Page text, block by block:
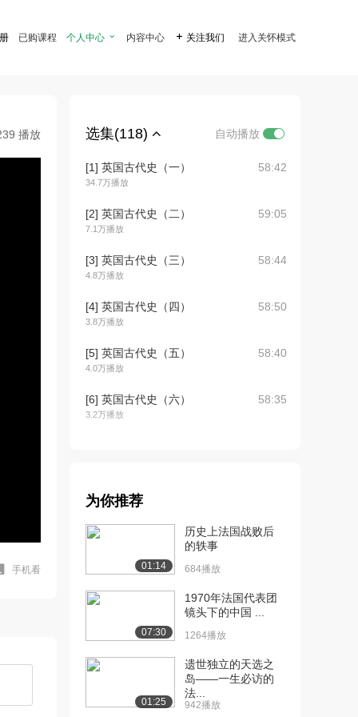
已购课程 个人中心  内容中心  关注我们 进入关怀模式
播放
手机看
选集(118) 自动播放
[1] 英国古代史（一）
34.7万播放
58:42
[2] 英国古代史（二）
7.1万播放
59:05
[3] 英国古代史（三）
4.8万播放
58:44
[4] 英国古代史（四）
3.8万播放
58:50
[5] 英国古代史（五）
4.0万播放
58:40
[6] 英国古代史（六）
3.2万播放
58:35
[8] 英国古代史（八）
3.2万播放
[9] 征服英格兰：黑斯廷斯
58:41
[10] 征服英格兰：黑斯廷
59:00
[11] 征服英格兰：黑斯廷
58:57
为你推荐
01:14
历史上法国战败后
的轶事
684播放
07:30
1970年法国代表团
镜头下的中国 ...
1264播放
01:25
遗世独立的天选之
岛——一生必访的
法...
942播放